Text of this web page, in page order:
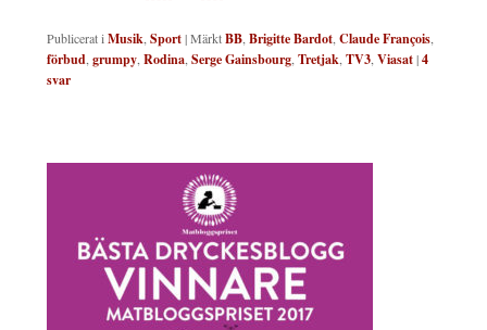
Publicerat i Musik Sport|MärktBB Brigitte Bardot Claude François
förbud grumpy Rodina Serge Gainsbourg Tretjak TV3 Viasat|4
svar